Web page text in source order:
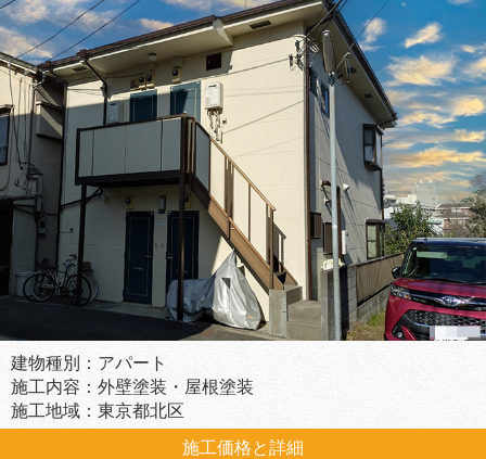
建物種別：アパート
施工内容：外壁塗装・屋根塗装
施工地域：東京都北区
施工価格と詳細